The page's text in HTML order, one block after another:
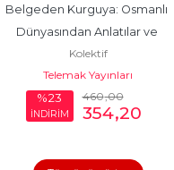
Belgeden Kurguya: Osmanlı
Dünyasından Anlatılar ve
Tarihyazımı Tartışmaları
Kolektif
Telemak Yayınları
%23
İNDİRİM
460,00
354,20